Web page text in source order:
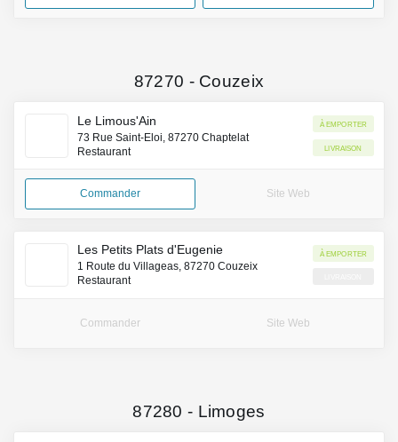
87270 - Couzeix
Le Limous'Ain
73 Rue Saint-Eloi, 87270 Chaptelat
Restaurant
À emporter
Livraison
Commander Site Web
Les Petits Plats d'Eugenie
1 Route du Villageas, 87270 Couzeix
Restaurant
À emporter
Commander Site Web
87280 - Limoges